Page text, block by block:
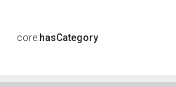
core:hasCategory